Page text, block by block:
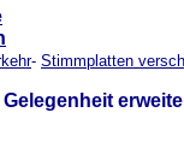
- Stimmplatten